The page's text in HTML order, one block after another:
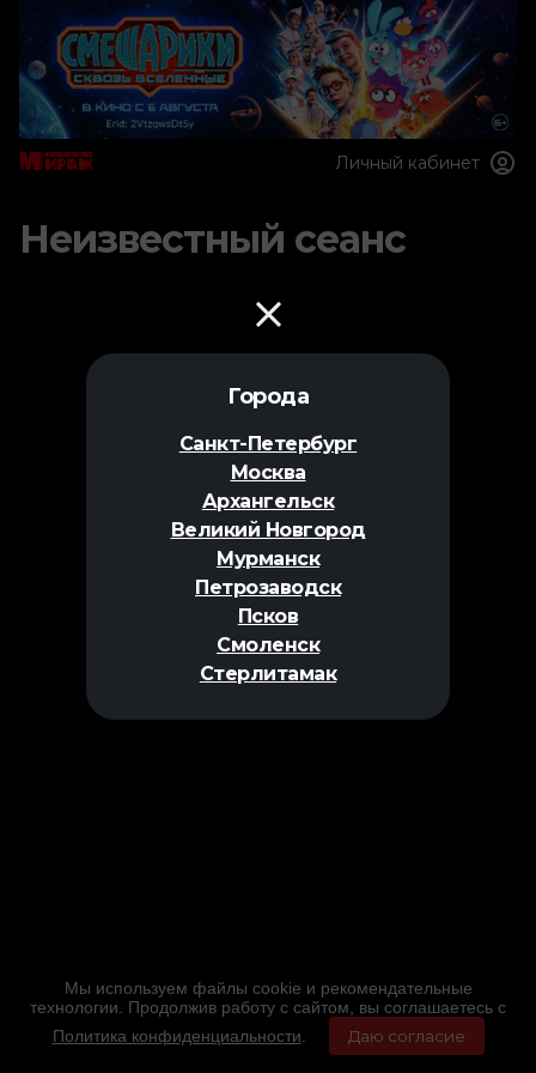
Города
Санкт-Петербург
Москва
Архангельск
Великий Новгород
Мурманск
Петрозаводск
Псков
Смоленск
Стерлитамак
Личный кабинет
Неизвестный сеанс
Мы используем файлы cookie и рекомендательные
технологии. Продолжив работу с сайтом, вы соглашаетесь с
Политика конфиденциальности
Даю согласие